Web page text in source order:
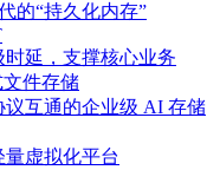
的“持久化内存”
延，支撑核心业务
件存储
互通的企业级 AI 存储
虚拟化平台